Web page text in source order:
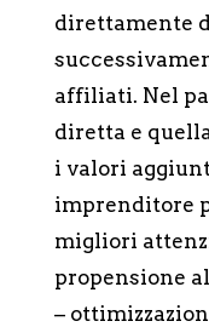
direttamente
affiliati. Nel
diretta e
i valori
imprenditore
migliori
propensione
–